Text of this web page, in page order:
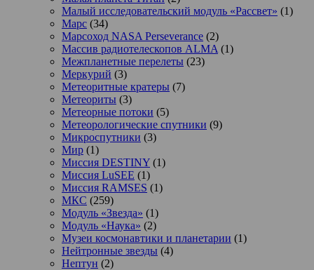
Малый исследовательский модуль «Рассвет» (1)
Марс (34)
Марсоход NASA Perseverance (2)
Массив радиотелескопов ALMA (1)
Межпланетные перелеты (23)
Меркурий (3)
Метеоритные кратеры (7)
Метеориты (3)
Метеорные потоки (5)
Метеорологические спутники (9)
Микроспутники (3)
Мир (1)
Миссия DESTINY (1)
Миссия LuSEE (1)
Миссия RAMSES (1)
МКС (259)
Модуль «Звезда» (1)
Модуль «Наука» (2)
Музеи космонавтики и планетарии (1)
Нейтронные звезды (4)
Нептун (2)